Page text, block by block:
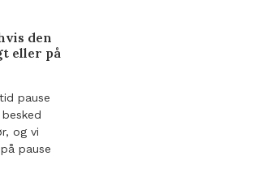
den
eller på
pause
og vi
pause